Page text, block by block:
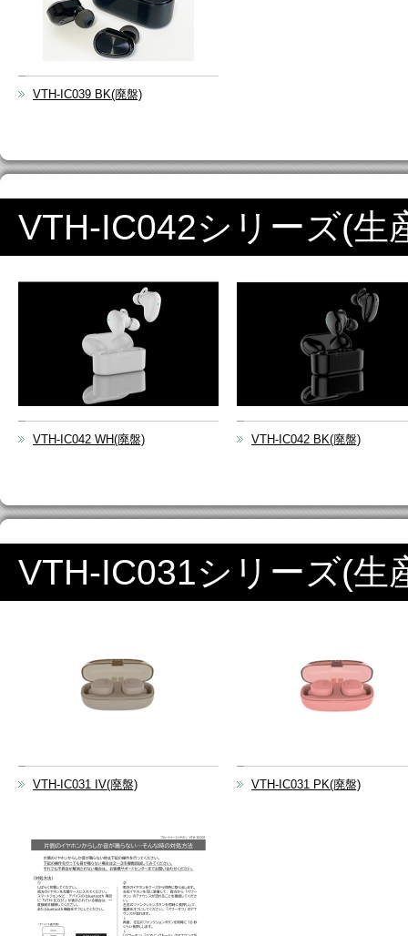
VTH-IC039 BK(廃盤)
VTH-IC042シリーズ(生
VTH-IC042 WH(廃盤) VTH-IC042 BK(廃盤)
VTH-IC031シリーズ(生
VTH-IC031 IV(廃盤) VTH-IC031 PK(廃盤)